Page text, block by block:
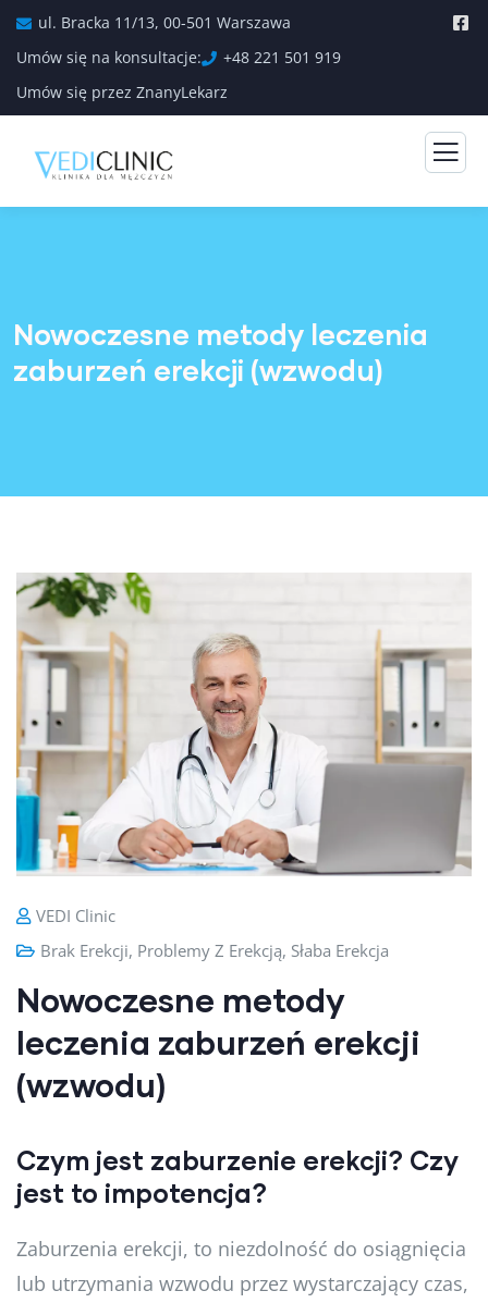
ul. Bracka 11/13, 00-501 Warszawa
Umów się na konsultacje:
+48 221 501 919
Umów się przez ZnanyLekarz
Nowoczesne metody leczenia
zaburzeń erekcji (wzwodu)
VEDI Clinic
Brak Erekcji, Problemy Z Erekcją, Słaba Erekcja
Nowoczesne metody
leczenia zaburzeń erekcji
(wzwodu)
Czym jest zaburzenie erekcji? Czy
jest to impotencja?
Zaburzenia erekcji, to niezdolność do osiągnięcia
lub utrzymania wzwodu przez wystarczający czas,